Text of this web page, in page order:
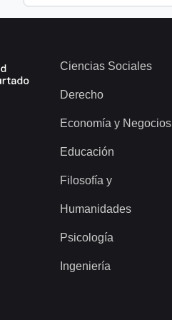
Ciencias Sociales
Derecho
Economía y Negocios
Educación
Filosofía y
Humanidades
Psicología
Ingeniería